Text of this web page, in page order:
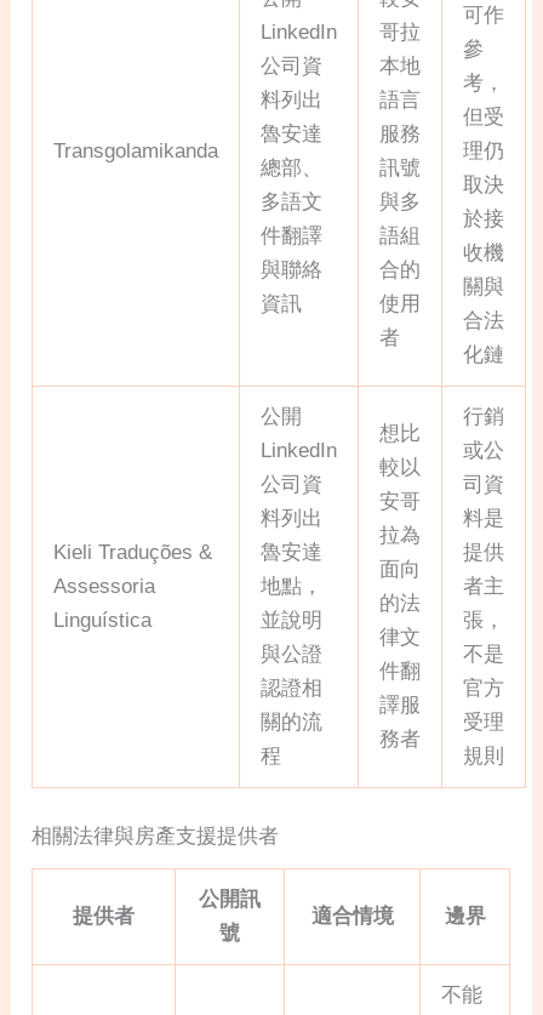
Transgolamikanda
LinkedIn
公司資
料列出
魯安達
總部、
多語文
件翻譯
與聯絡
資訊
哥拉
本地
語言
服務
訊號
與多
語組
合的
使用
者
可作
參
考，
但受
理仍
取決
於接
收機
關與
合法
化鏈
Kieli Traduções &
Assessoria
Linguística
公開
LinkedIn
公司資
料列出
魯安達
地點，
並說明
與公證
認證相
關的流
程
想比
較以
安哥
拉為
面向
的法
律文
件翻
譯服
務者
行銷
或公
司資
料是
提供
者主
張，
不是
官方
受理
規則
相關法律與房產支援提供者
提供者
公開訊
號
適合情境 邊界
不能